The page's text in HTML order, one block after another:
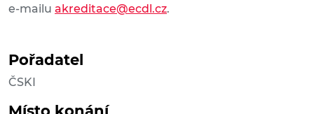
e-mailu akreditace@ecdl.cz.
Pořadatel
ČSKI